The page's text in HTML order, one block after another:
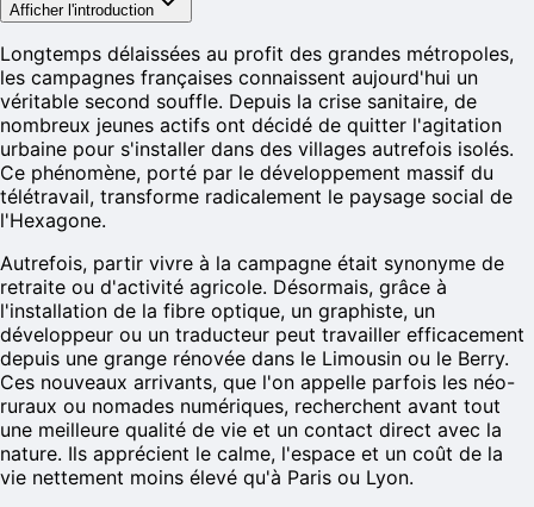
Afficher l'introduction
Longtemps délaissées au profit des grandes métropoles,
les campagnes françaises connaissent aujourd'hui un
véritable second souffle. Depuis la crise sanitaire, de
nombreux jeunes actifs ont décidé de quitter l'agitation
urbaine pour s'installer dans des villages autrefois isolés.
Ce phénomène, porté par le développement massif du
télétravail, transforme radicalement le paysage social de
l'Hexagone.
Autrefois, partir vivre à la campagne était synonyme de
retraite ou d'activité agricole. Désormais, grâce à
l'installation de la fibre optique, un graphiste, un
développeur ou un traducteur peut travailler efficacement
depuis une grange rénovée dans le Limousin ou le Berry.
Ces nouveaux arrivants, que l'on appelle parfois les néo-
ruraux ou nomades numériques, recherchent avant tout
une meilleure qualité de vie et un contact direct avec la
nature. Ils apprécient le calme, l'espace et un coût de la
vie nettement moins élevé qu'à Paris ou Lyon.